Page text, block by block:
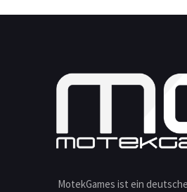
MotekGames ist ein